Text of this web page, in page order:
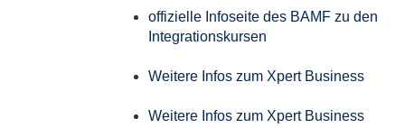
offizielle Infoseite des BAMF zu den
Integrationskursen
Weitere Infos zum Xpert Business
Weitere Infos zum Xpert Business